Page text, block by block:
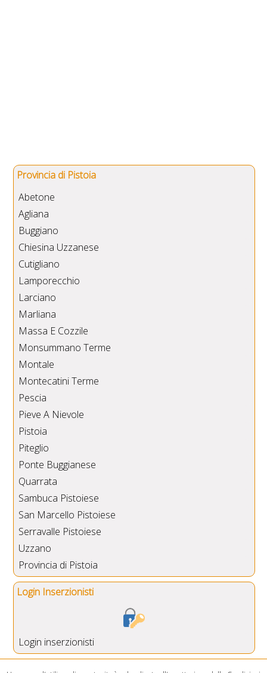
Provincia di Pistoia
Abetone
Agliana
Buggiano
Chiesina Uzzanese
Cutigliano
Lamporecchio
Larciano
Marliana
Massa E Cozzile
Monsummano Terme
Montale
Montecatini Terme
Pescia
Pieve A Nievole
Pistoia
Piteglio
Ponte Buggianese
Quarrata
Sambuca Pistoiese
San Marcello Pistoiese
Serravalle Pistoiese
Uzzano
Provincia di Pistoia
Login Inserzionisti
Login inserzionisti